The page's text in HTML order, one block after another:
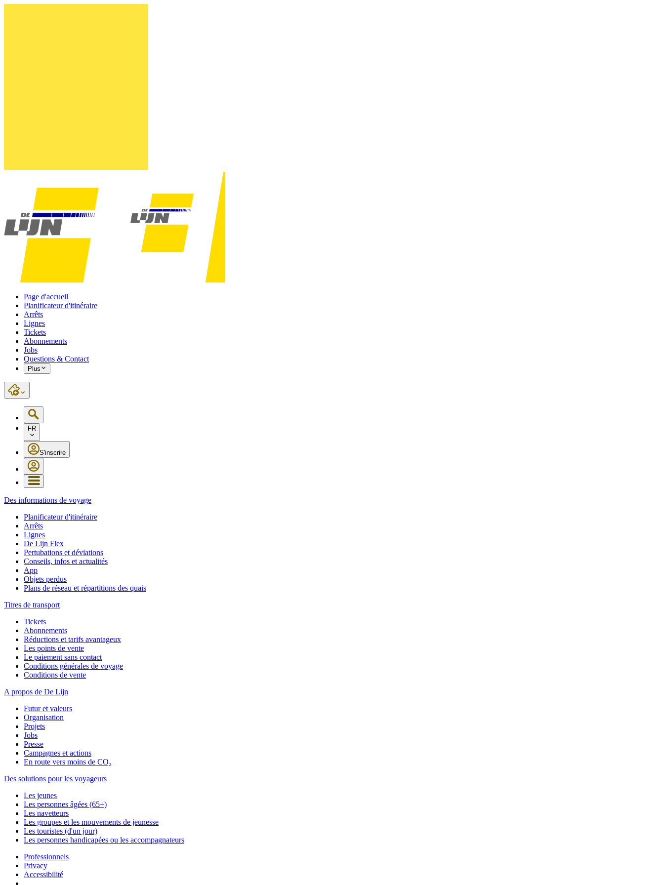
Page d'accueil
Planificateur d'itinéraire
Arrêts
Lignes
Tickets
Abonnements
Jobs
Questions & Contact
Plus
FR
S'inscrire
Des informations de voyage
Planificateur d'itinéraire
Arrêts
Lignes
De Lijn Flex
Pertubations et déviations
Conseils, infos et actualités
App
Objets perdus
Plans de réseau et répartitions des quais
Titres de transport
Tickets
Abonnements
Réductions et tarifs avantageux
Les points de vente
Le paiement sans contact
Conditions générales de voyage
Conditions de vente
A propos de De Lijn
Futur et valeurs
Organisation
Projets
Jobs
Presse
Campagnes et actions
En route vers moins de CO₂
Des solutions pour les voyageurs
Les jeunes
Les personnes âgées (65+)
Les navetteurs
Les groupes et les mouvements de jeunesse
Les touristes (d'un jour)
Les personnes handicapées ou les accompagnateurs
Professionnels
Privacy
Accessibilité